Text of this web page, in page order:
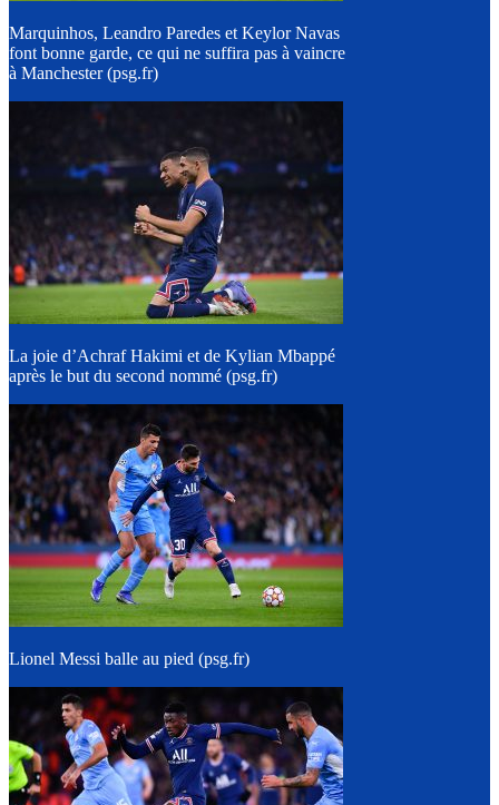
Marquinhos, Leandro Paredes et Keylor Navas
font bonne garde, ce qui ne suffira pas à vaincre
à Manchester (psg.fr)
La joie d’Achraf Hakimi et de Kylian Mbappé
après le but du second nommé (psg.fr)
Lionel Messi balle au pied (psg.fr)